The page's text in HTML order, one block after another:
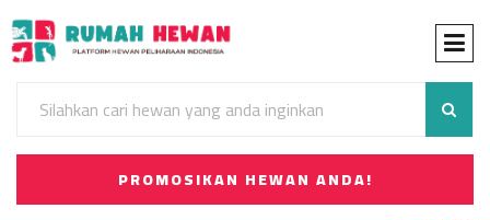
PROMOSIKAN HEWAN ANDA!